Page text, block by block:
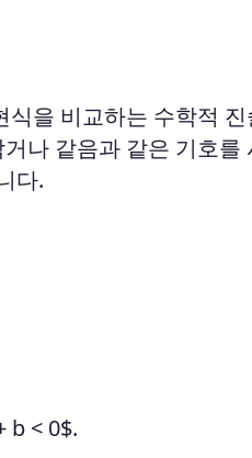
을 비교하는 수학적
나 같음과 같은 기호
다.
b < 0$.